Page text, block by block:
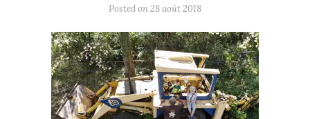
Posted on28 août 2018